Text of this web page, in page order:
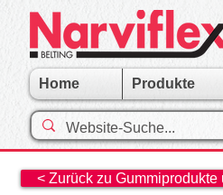
Home Produkte
< Zurück zu Gummiprodukte